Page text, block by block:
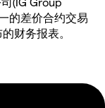
的差价合约交易
财务报表。